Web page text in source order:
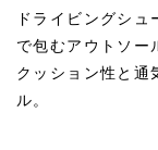
ドライビングシ
で包むアウトソー
クッション性と
ル。